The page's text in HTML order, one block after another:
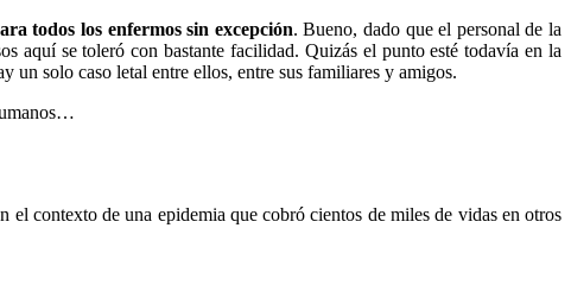
todos los enfermos sin excepción. Bueno, dado que el personal de la
aquí se toleró con bastante facilidad. Quizás el punto esté todavía en la
un solo caso letal entre ellos, entre sus familiares y amigos.
el contexto de una epidemia que cobró cientos de miles de vidas en otros